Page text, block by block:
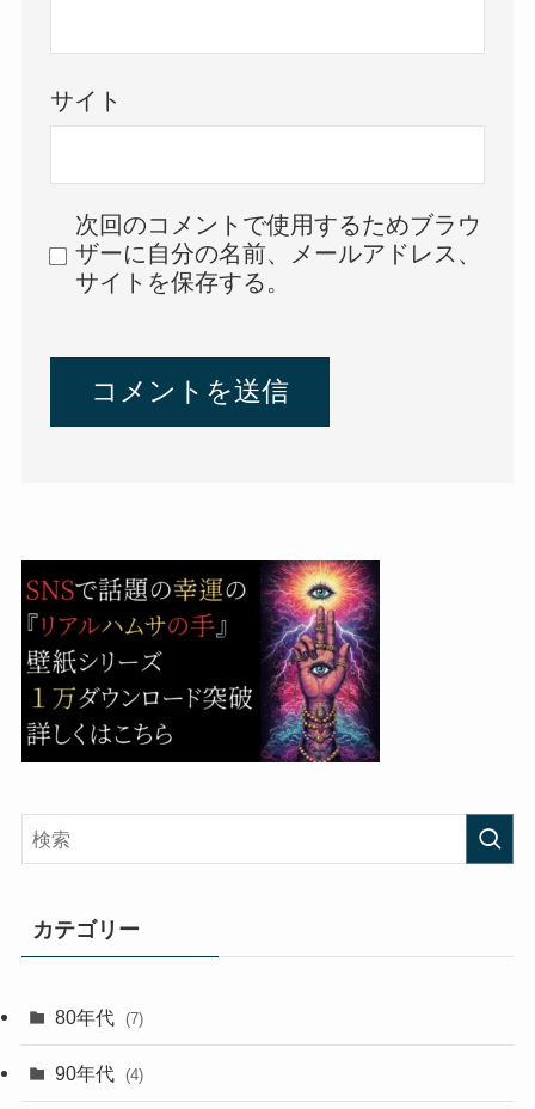
サイト
次回のコメントで使用するためブラウ
ザーに自分の名前、メールアドレス、
サイトを保存する。
カテゴリー
80年代 (7)
90年代 (4)